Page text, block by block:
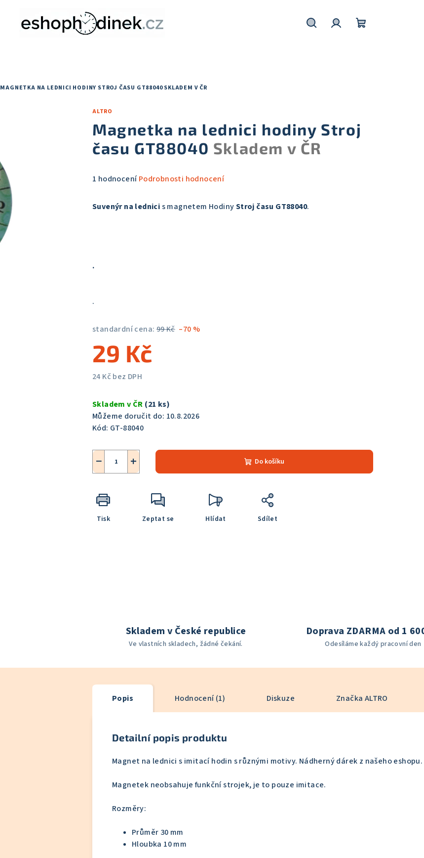
MAGNETKA NA LEDNICI HODINY STROJ ČASU GT88040SKLADEM V ČR
ALTRO
Magnetka na lednici hodiny Stroj
času GT88040 Skladem v ČR
Průměrné
produktu
1 hodnocení Podrobnosti hodnocení
Suvenýr na lednicis magnetem HodinyStroj času GT88040.
.
.
standardní cena: 99 Kč –70 %
29 Kč
24 Kč bez DPH
cena:
Skladem v ČR (21 ks)
Můžeme doručit do: 10.8.2026
Kód: GT-88040
+
− Do košíku
Tisk Zeptat se Hlídat Sdílet
Skladem v České republice
Ve vlastních skladech, žádné čekání.
Doprava ZDARMA od 1
Odesíláme každý pracovní den
Popis Hodnocení (1) Diskuze Značka ALTRO
Detailní popis produktu
Magnet na lednici s imitací hodin s různými motivy. Nádherný dárek z našeho eshopu.
Magnetek neobsahuje funkční strojek, je to pouze imitace.
Rozměry:
Průměr 30 mm
Hloubka 10 mm